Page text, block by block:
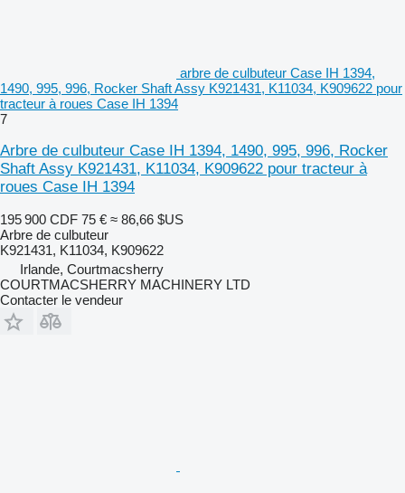
arbre de culbuteur Case IH 1394,
1490, 995, 996, Rocker Shaft Assy K921431, K11034, K909622 pour
tracteur à roues Case IH 1394
7
Arbre de culbuteur Case IH 1394, 1490, 995, 996, Rocker
Shaft Assy K921431, K11034, K909622 pour tracteur à
roues Case IH 1394
195 900 CDF 75 € ≈ 86,66 $US
Arbre de culbuteur
K921431, K11034, K909622
Irlande, Courtmacsherry
COURTMACSHERRY MACHINERY LTD
Contacter le vendeur